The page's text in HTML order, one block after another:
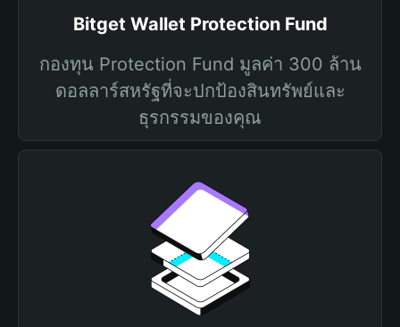
Bitget Wallet Protection Fund
กองทุน Protection Fund มูลค่า 300 ล้าน
ดอลลาร์สหรัฐที่จะปกป้องสินทรัพย์และ
ธุรกรรมของคุณ